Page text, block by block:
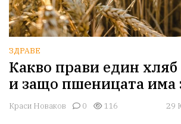
ЗДРАВЕ
Какво прави един хляб
и защо пшеницата има
Краси Новаков 0 116 29